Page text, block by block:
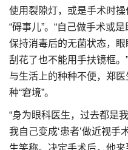
使用裂隙灯，或是手术时
“碍事儿”。“自己做手术或
保持消毒后的无菌状态，眼
刮花了也不能用手扶镜框
与生活上的种种不便，郑
种“窘境”。
“身为眼科医生，过去都是
我自己变成‘患者’做近视手
生笑称。决定手术后，他